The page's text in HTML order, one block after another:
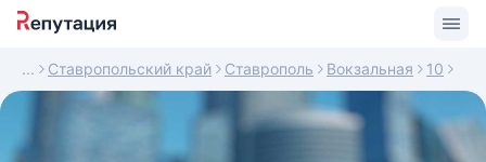
Ставропольский край Ставрополь Вокзальная 10